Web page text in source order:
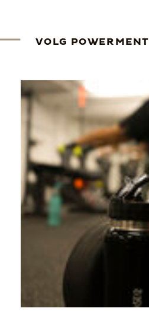
VOLG POWERMENT